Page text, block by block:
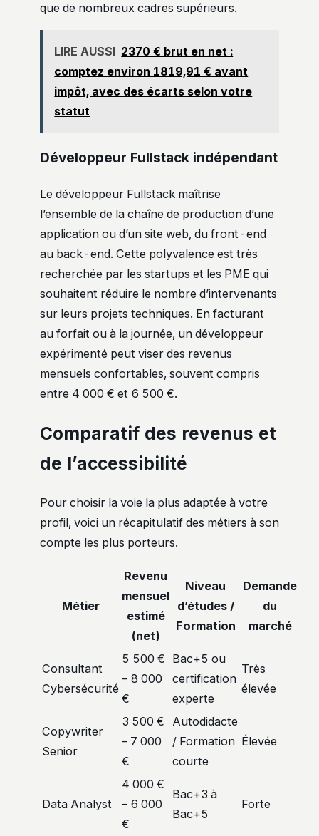
que de nombreux cadres supérieurs.
LIRE AUSSI 2370 € brut en net :
comptez environ 1819,91 € avant
impôt, avec des écarts selon votre
statut
Développeur Fullstack indépendant
Le développeur Fullstack maîtrise
l’ensemble de la chaîne de production d’une
application ou d’un site web, du front-end
au back-end. Cette polyvalence est très
recherchée par les startups et les PME qui
souhaitent réduire le nombre d’intervenants
sur leurs projets techniques. En facturant
au forfait ou à la journée, un développeur
expérimenté peut viser des revenus
mensuels confortables, souvent compris
entre 4 000 € et 6 500 €.
Comparatif des revenus et
de l’accessibilité
Pour choisir la voie la plus adaptée à votre
profil, voici un récapitulatif des métiers à son
compte les plus porteurs.
Métier
Revenu
mensuel
estimé
(net)
Niveau
d’études /
Formation
Demande
du
marché
Consultant
Cybersécurité
5 500 €
– 8 000
€
Bac+5 ou
certification
experte
Très
élevée
Copywriter
Senior
3 500 €
– 7 000
€
Autodidacte
/ Formation
courte
Élevée
Data Analyst
4 000 €
– 6 000
€
Bac+3 à
Bac+5
Forte